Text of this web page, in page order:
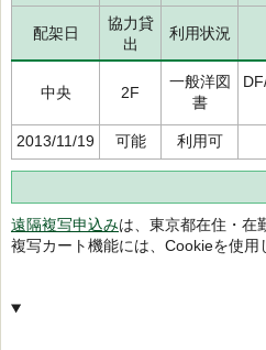
配架日
協力貸
出
利用状況
中央 2F
一般洋図
書
2013/11/19 可能 利用可
遠隔複写申込みは、東京都在住・在
複写カート機能には、Cookieを使